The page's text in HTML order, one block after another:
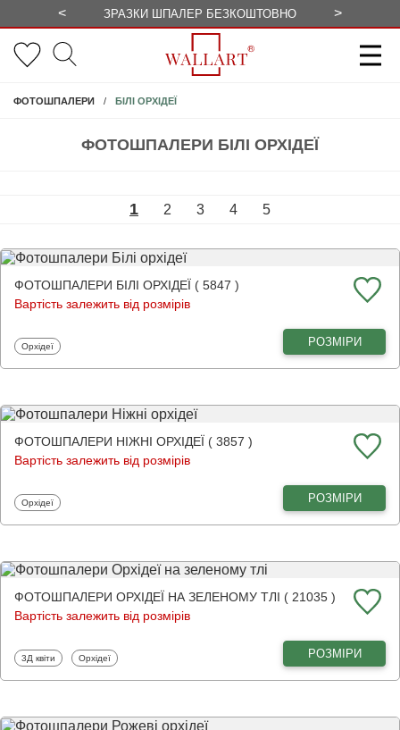
< ЗРАЗКИ ШПАЛЕР БЕЗКОШТОВНО >
ФОТОШПАЛЕРИ БІЛІ ОРХІДЕЇ
ФОТОШПАЛЕРИ БІЛІ ОРХІДЕЇ
1 2 3 4 5
ФОТОШПАЛЕРИ БІЛІ ОРХІДЕЇ ( 5847 )
Вартість залежить від розмірів
Фотошпалери
Орхідеї РОЗМІРИ
ФОТОШПАЛЕРИ НІЖНІ ОРХІДЕЇ ( 3857 )
Вартість залежить від розмірів
Фотошпалери
Орхідеї РОЗМІРИ
ФОТОШПАЛЕРИ ОРХІДЕЇ НА ЗЕЛЕНОМУ ТЛІ ( 21035 )
Вартість залежить від розмірів
Фотошпалери
3Д квіти Фотошпалери
Орхідеї РОЗМІРИ